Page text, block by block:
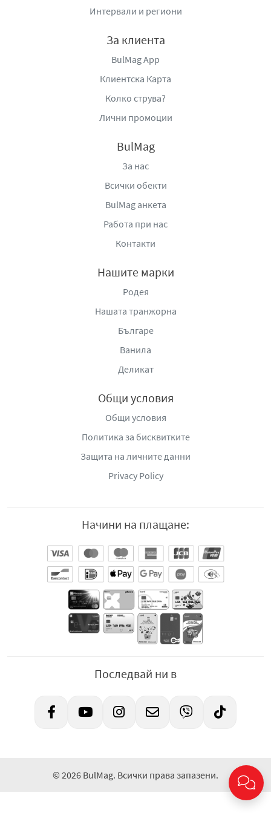
5548, Ловешка област, България, тел.: (068) 60 10 53, e-
Интервали и региони
За клиента
BulMag App
Клиентска Карта
Колко струва?
Лични промоции
BulMag
За нас
Всички обекти
BulMag анкета
Работа при нас
Контакти
Нашите марки
Родея
Нашата транжорна
Българе
Ванила
Деликат
Общи условия
Общи условия
Политика за бисквитките
Защита на личните данни
Privacy Policy
Начини на плащане:
Последвай ни в
© 2026 BulMag. Всички права запазени.